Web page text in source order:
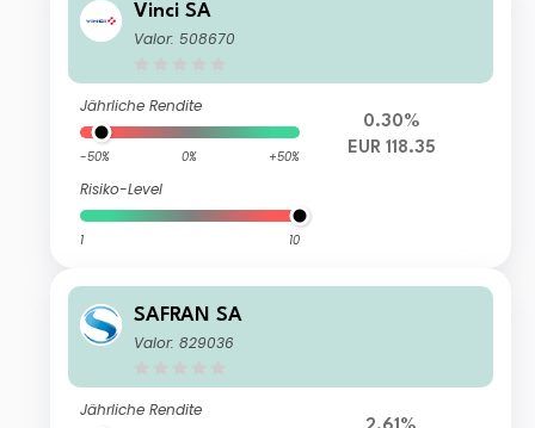
Vinci SA
Valor: 508670
Jährliche Rendite
-50% 0% +50%
Risiko-Level
1 10
0.30%
EUR 118.35
SAFRAN SA
Valor: 829036
Jährliche Rendite